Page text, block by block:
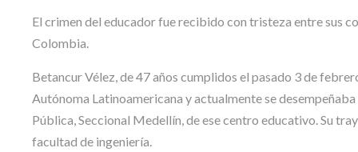
El crimen del educador fue recibido con tristeza entre sus
Colombia.
Betancur Vélez, de 47 años cumplidos el pasado 3 de
Autónoma Latinoamericana y actualmente se
Pública, Seccional Medellín, de ese centro educativo. Su
facultad de ingeniería.